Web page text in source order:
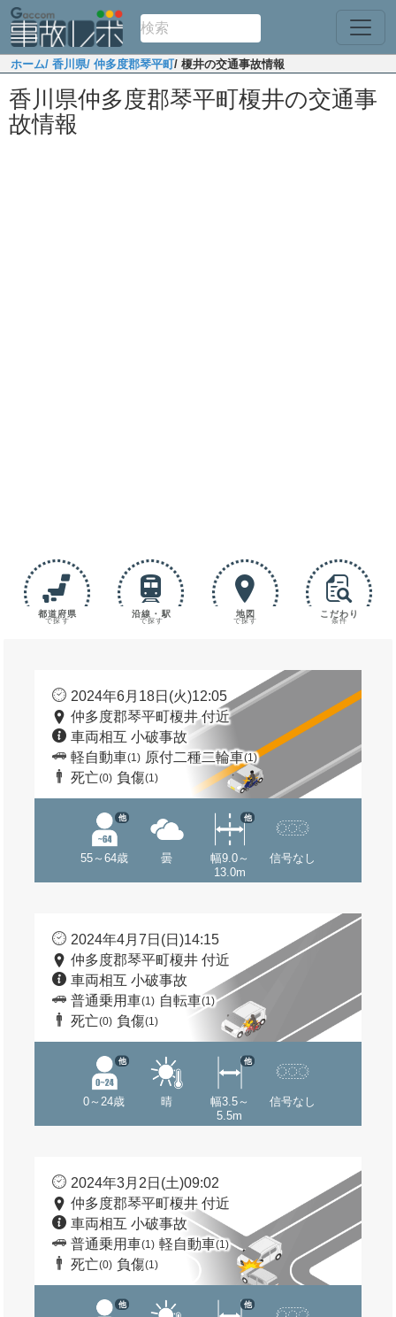
ホーム/ 香川県/ 仲多度郡琴平町/ 榎井の交通事故情報
香川県仲多度郡琴平町榎井の交通事
故情報
都道府県
で探す
沿線・駅
で探す
地図
で探す
こだわり
条件
2024年6月18日(火)12:05
仲多度郡琴平町榎井 付近
車両相互 小破事故
軽自動車(1) 原付二種二輪車(1)
死亡(0) 負傷(1)
55～64歳
他
曇
幅9.0～
13.0m
他
信号なし
2024年4月7日(日)14:15
仲多度郡琴平町榎井 付近
車両相互 小破事故
普通乗用車(1) 自転車(1)
死亡(0) 負傷(1)
0～24歳
他
晴
幅3.5～
5.5m
他
信号なし
2024年3月2日(土)09:02
仲多度郡琴平町榎井 付近
車両相互 小破事故
普通乗用車(1) 軽自動車(1)
死亡(0) 負傷(1)
他 他